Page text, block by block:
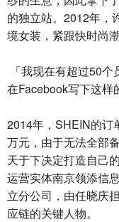
的独立站。2012年，
境女装，紧跟快时尚潮
「我现在有超过50
在Facebook写下这样
2014年，SHEIN的订
万元，由于无法全部
天于下决定打造自己
运营实体南京领添信
立分公司，由任晓庆
应链的关键人物。